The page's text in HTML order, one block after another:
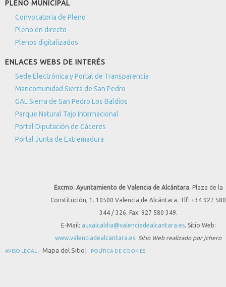
PLENO MUNICIPAL
Convocatoria de Pleno
Pleno en directo
Plenos digitalizados
ENLACES WEBS DE INTERÉS
Sede Electrónica y Portal de Transparencia
Mancomunidad Sierra de San Pedro
GAL Sierra de San Pedro Los Baldíos
Parque Natural Tajo Internacional
Portal Diputación de Cáceres
Portal Junta de Extremadura
Excmo. Ayuntamiento de Valencia de Alcántara. Plaza de la
Constitución, 1. 10500 Valencia de Alcántara. Tlf: +34 927 580
344 / 326. Fax: 927 580 349.
E-Mail: auxalcaldia@valenciadealcantara.es. Sitio Web:
www.valenciadealcantara.es.
Sitio Web realizado por jchero
AVISO LEGAL Mapa del Sitio POLÍTICA DE COOKIES